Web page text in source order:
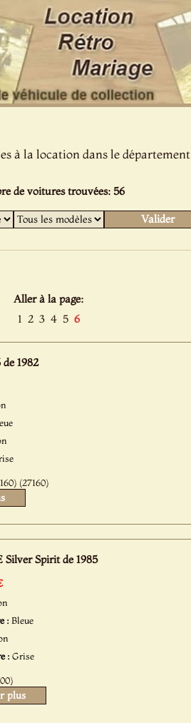
à la location dans le département
de voitures trouvées: 56
Aller à la page:
1 2 3 4 5 6
1982
(27160)
Silver Spirit de 1985
:Bleue
:Grise
plus